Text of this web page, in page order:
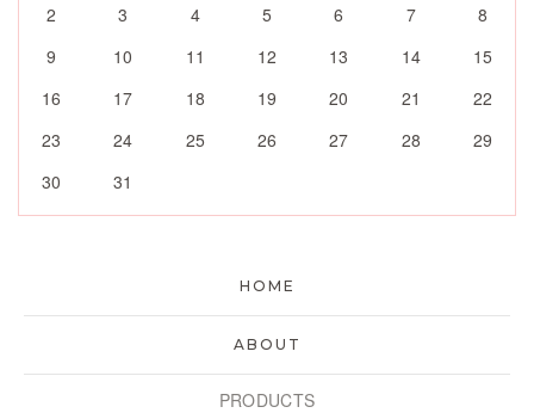
2
3 4 5 6 7
8
9
10 11 12 13 14
15
16
17 18 19 20 21
22
23
24 25 26 27 28
29
30
31
HOME
ABOUT
PRODUCTS